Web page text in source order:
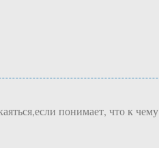
понимает, что к чему